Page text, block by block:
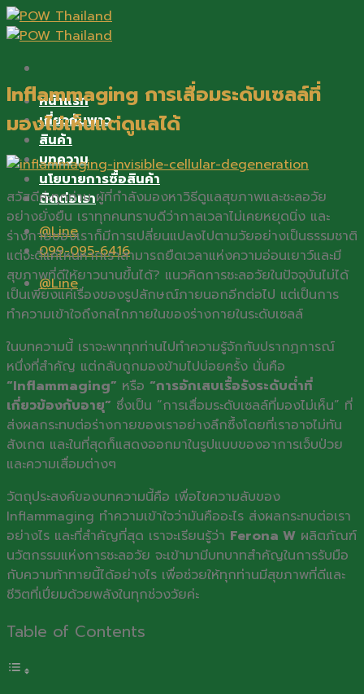
Skip
to
หน้าแรก
เกี่ยวกับพาว
สินค้า
บทความ
นโยบายการซื้อสินค้า
ติดต่อเรา
@Line
099-095-6416
@Line
Inflammaging การเสื่อมระดับเซลล์ที่
มองไม่เห็นแต่ดูแลได้
สวัสดีค่ะทุกท่าน ผู้ที่กำลังมองหาวิธีดูแลสุขภาพและชะลอวัย
อย่างยั่งยืน เราทุกคนทราบดีว่ากาลเวลาไม่เคยหยุดนิ่ง และ
ร่างกายของเราก็มีการเปลี่ยนแปลงไปตามวัยอย่างเป็นธรรมชาติ
แต่จะดีแค่ไหนหากเราสามารถยืดเวลาแห่งความอ่อนเยาว์และมี
สุขภาพที่ดีให้ยาวนานขึ้นได้? แนวคิดการชะลอวัยในปัจจุบันไม่ได้
เป็นเพียงแค่เรื่องของรูปลักษณ์ภายนอกอีกต่อไป แต่เป็นการ
ทำความเข้าใจถึงกลไกภายในของร่างกายในระดับเซลล์
ในบทความนี้ เราจะพาทุกท่านไปทำความรู้จักกับปรากฏการณ์
หนึ่งที่สำคัญ แต่กลับถูกมองข้ามไปบ่อยครั้ง นั่นคือ
“Inflammaging” หรือ “การอักเสบเรื้อรังระดับต่ำที่
เกี่ยวข้องกับอายุ” ซึ่งเป็น “การเสื่อมระดับเซลล์ที่มองไม่เห็น” ที่
ส่งผลกระทบต่อร่างกายของเราอย่างลึกซึ้งโดยที่เราอาจไม่ทัน
สังเกต และในที่สุดก็แสดงออกมาในรูปแบบของอาการเจ็บป่วย
และความเสื่อมต่างๆ
วัตถุประสงค์ของบทความนี้คือ เพื่อไขความลับของ
Inflammaging ทำความเข้าใจว่ามันคืออะไร ส่งผลกระทบต่อเรา
อย่างไร และที่สำคัญที่สุด เราจะเรียนรู้ว่า Ferona W ผลิตภัณฑ์
นวัตกรรมแห่งการชะลอวัย จะเข้ามามีบทบาทสำคัญในการรับมือ
กับความท้าทายนี้ได้อย่างไร เพื่อช่วยให้ทุกท่านมีสุขภาพที่ดีและ
ชีวิตที่เปี่ยมด้วยพลังในทุกช่วงวัยค่ะ
Table of Contents